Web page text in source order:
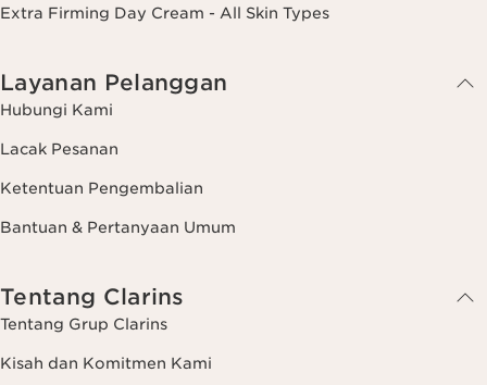
Extra Firming Day Cream - All Skin Types
Layanan Pelanggan
Hubungi Kami
Lacak Pesanan
Ketentuan Pengembalian
Bantuan & Pertanyaan Umum
Tentang Clarins
Tentang Grup Clarins
Kisah dan Komitmen Kami